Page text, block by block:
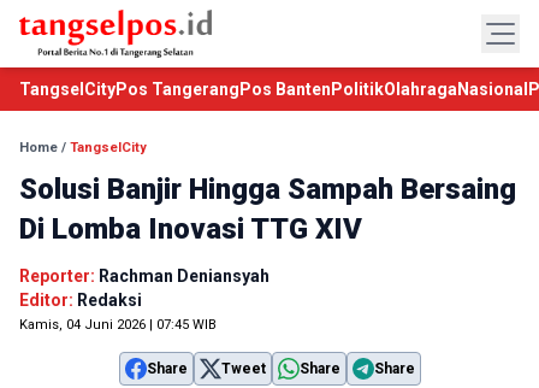
TangselCityPos Tangerang Pos Banten PolitikOlahraga Nasional
Home / TangselCity
Solusi Banjir Hingga Sampah Bersaing
Di Lomba Inovasi TTG XIV
Reporter: Rachman Deniansyah
Editor: Redaksi
Kamis, 04 Juni 2026 | 07:45 WIB
Share Tweet Share Share